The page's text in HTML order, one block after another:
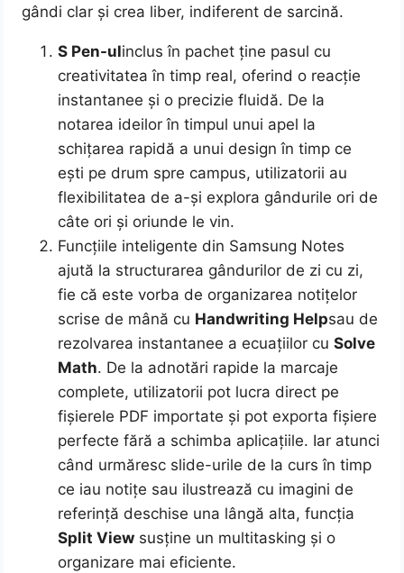
gândi clar și crea liber, indiferent de sarcină.
S Pen-ulinclus în pachet ține pasul cu
creativitatea în timp real, oferind o reacție
instantanee și o precizie fluidă. De la
notarea ideilor în timpul unui apel la
schițarea rapidă a unui design în timp ce
ești pe drum spre campus, utilizatorii au
flexibilitatea de a-și explora gândurile ori de
câte ori și oriunde le vin.
Funcțiile inteligente din Samsung Notes
ajută la structurarea gândurilor de zi cu zi,
fie că este vorba de organizarea notițelor
scrise de mână cu Handwriting Helpsau de
rezolvarea instantanee a ecuațiilor cuSolve
Math. De la adnotări rapide la marcaje
complete, utilizatorii pot lucra direct pe
fișierele PDF importate și pot exporta fișiere
perfecte fără a schimba aplicațiile. Iar atunci
când urmăresc slide-urile de la curs în timp
ce iau notițe sau ilustrează cu imagini de
referință deschise una lângă alta, funcția
Split View susține un multitasking și o
organizare mai eficiente.